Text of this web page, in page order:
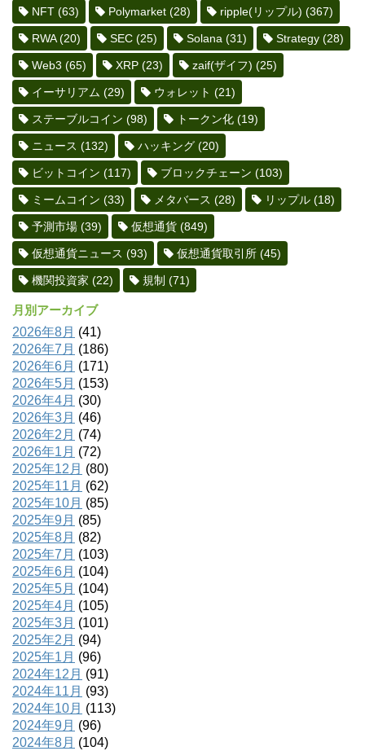
NFT (63) Polymarket (28) ripple(リップル) (367)
RWA(20) SEC (25) Solana (31) Strategy (28)
Web3 (65) XRP (23) zaif(ザイフ) (25)
イーサリアム (29) ウォレット (21)
ステーブルコイン (98) トークン化 (19)
ニュース (132) ハッキング (20)
ビットコイン (117) ブロックチェーン (103)
ミームコイン (33) メタバース (28) リップル (18)
予測市場 (39) 仮想通貨 (849)
仮想通貨ニュース (93) 仮想通貨取引所 (45)
機関投資家 (22) 規制 (71)
月別アーカイブ
2026年8月 (41)
2026年7月 (186)
2026年6月 (171)
2026年5月 (153)
2026年4月 (30)
2026年3月 (46)
2026年2月 (74)
2026年1月 (72)
2025年12月 (80)
2025年11月 (62)
2025年10月 (85)
2025年9月 (85)
2025年8月 (82)
2025年7月 (103)
2025年6月 (104)
2025年5月 (104)
2025年4月 (105)
2025年3月 (101)
2025年2月 (94)
2025年1月 (96)
2024年12月 (91)
2024年11月 (93)
2024年10月 (113)
2024年9月 (96)
2024年8月 (104)